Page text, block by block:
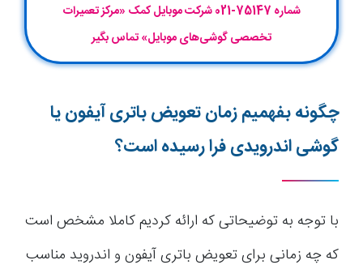
شماره 75147-021 شرکت موبایل‌ کمک «مرکز تعمیرات
تخصصی گوشی‌های موبایل» تماس بگیر
چگونه بفهمیم زمان تعویض باتری آیفون یا
گوشی اندرویدی فرا رسیده است؟
با توجه به توضیحاتی که ارائه کردیم کاملا مشخص است
که چه زمانی برای تعویض باتری آیفون و اندروید مناسب